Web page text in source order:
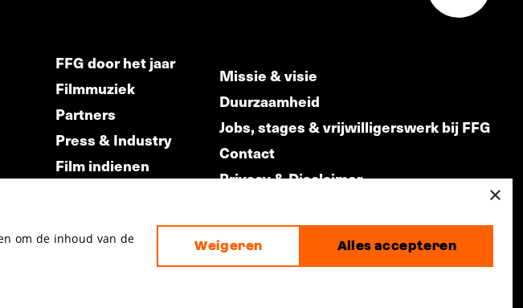
FFG door het jaar
Filmmuziek
Partners
Press & Industry
Film indienen
Missie & visie
Duurzaamheid
Jobs, stages & vrijwilligerswerk bij FFG
Contact
Privacy & Disclaimer
made by
×
om de inhoud van de
Alles accepteren
Weigeren